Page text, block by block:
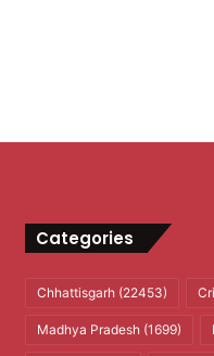
Categories
Chhattisgarh(22453)
Madhya Pradesh(1699)